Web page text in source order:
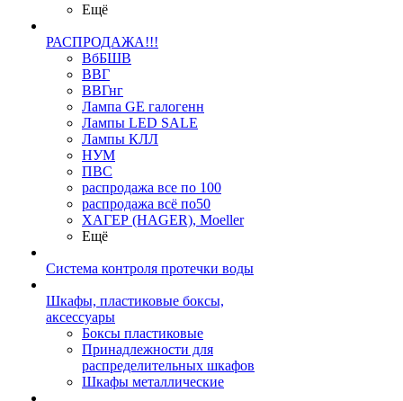
Ещё
РАСПРОДАЖА!!!
ВбБШВ
ВВГ
ВВГнг
Лампа GE галогенн
Лампы LED SALE
Лампы КЛЛ
НУМ
ПВС
распродажа все по 100
распродажа всё по50
ХАГЕР (HAGER), Moeller
Ещё
Система контроля протечки воды
Шкафы, пластиковые боксы,
аксессуары
Боксы пластиковые
Принадлежности для
распределительных шкафов
Шкафы металлические